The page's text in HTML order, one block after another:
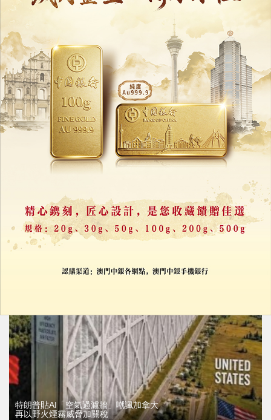
圖推高油價增加特朗普開戰代價
04/08/2026 54300
特朗普貼AI「空氣過濾牆」嘲諷加拿大
再以野火煙霧威脅加關稅